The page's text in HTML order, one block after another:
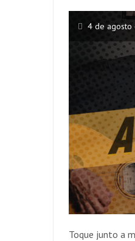
4 de agosto
Toque junto a